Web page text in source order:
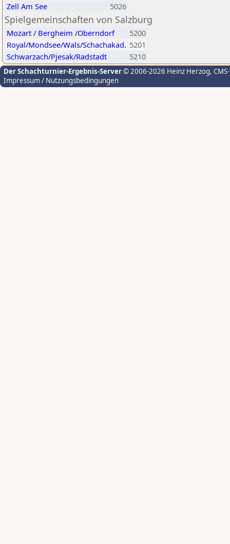
Zell Am See
5026
Spielgemeinschaften von Salzburg
Mozart / Bergheim /Oberndorf
5200
Royal/Mondsee/Wals/Schachakad. 5201
Schwarzach/Pjesak/Radstadt
5210
Der Schachturnier-Ergebnis-Server© 2006-2026 Heinz Herzog,
Impressum / Nutzungsbedingungen